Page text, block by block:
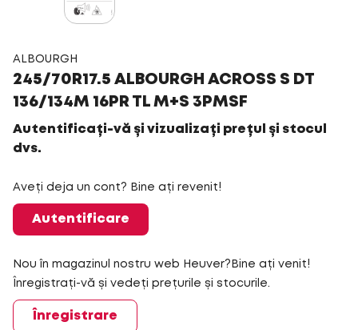
ALBOURGH
245/70R17.5 ALBOURGH ACROSS S DT
136/134M 16PR TL M+S 3PMSF
Autentificați-vă și vizualizați prețul și stocul
dvs.
Aveți deja un cont? Bine ați revenit!
Autentificare
Nou în magazinul nostru web Heuver?Bine ați venit!
Înregistrați-vă și vedeți prețurile și stocurile.
Înregistrare